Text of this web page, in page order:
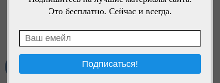
Это бесплатно. Сейчас и всегда.
Мне нравится